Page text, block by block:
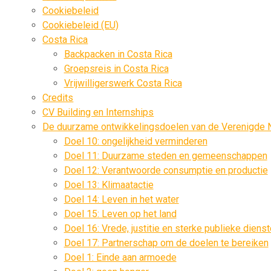
Cookiebeleid
Cookiebeleid (EU)
Costa Rica
Backpacken in Costa Rica
Groepsreis in Costa Rica
Vrijwilligerswerk Costa Rica
Credits
CV Building en Internships
De duurzame ontwikkelingsdoelen van de Verenigde
Doel 10: ongelijkheid verminderen
Doel 11: Duurzame steden en gemeenschappen
Doel 12: Verantwoorde consumptie en productie
Doel 13: Klimaatactie
Doel 14: Leven in het water
Doel 15: Leven op het land
Doel 16: Vrede, justitie en sterke publieke
Doel 17: Partnerschap om de doelen te bereiken
Doel 1: Einde aan armoede